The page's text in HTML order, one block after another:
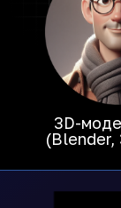
3D-
(Blender,